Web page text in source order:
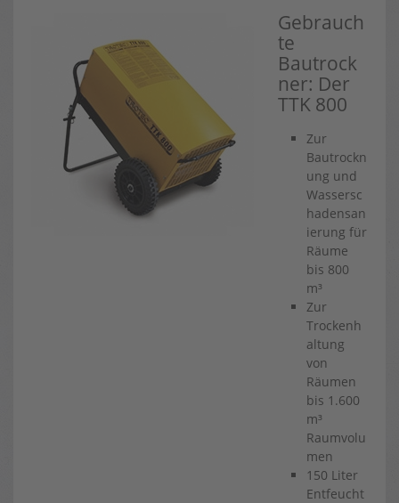
Gebrauch
te
Bautrock
ner: Der
TTK 800
Zur
Bautrockn
ung und
Wassersc
hadensan
ierung für
Räume
bis 800
m³
Zur
Trockenh
altung
von
Räumen
bis 1.600
m³
Raumvolu
men
150 Liter
Entfeucht